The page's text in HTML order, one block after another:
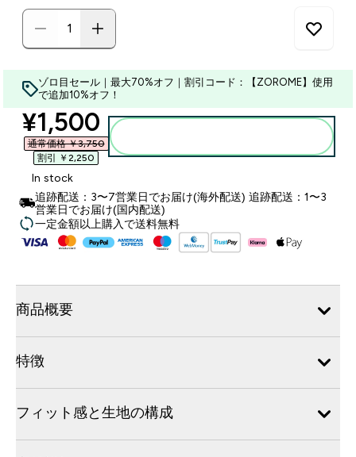
ゾロ目セール｜最大70%オフ｜割引コード：【ZOROME】使用
で追加10%オフ！
discounted price
¥1,500‎
通常価格 ￥3,750‎
割引 ￥2,250‎
In stock
追跡配送：3〜7営業日でお届け(海外配送) 追跡配送：1〜3
営業日でお届け(国内配送)
一定金額以上購入で送料無料
商品概要
特徴
フィット感と生地の構成